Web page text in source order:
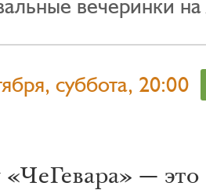
вечеринки
суббота, 20:00
— это